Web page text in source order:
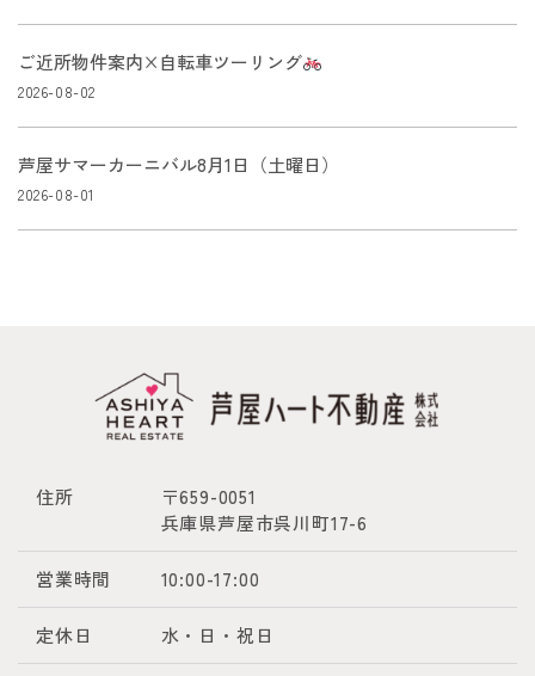
ご近所物件案内×自転車ツーリング
2026-08-02
芦屋サマーカーニバル8月1日（土曜日）
2026-08-01
住所
〒659-0051
兵庫県芦屋市呉川町17-6
営業時間 10:00-17:00
定休日 水・日・祝日